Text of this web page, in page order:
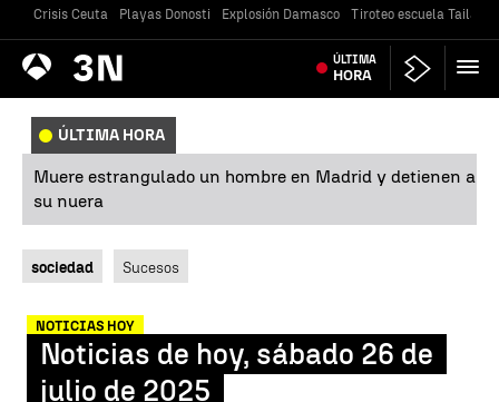
Crisis Ceuta Playas Donosti Explosión Damasco Tiroteo escuela
Antena
3 Noticias ÚLTIMA
HORA
ÚLTIMA HORA
Muere estrangulado un hombre en Madrid y detienen a
su nuera
sociedad Sucesos
NOTICIAS HOY
Noticias de hoy, sábado 26 de
julio de 2025